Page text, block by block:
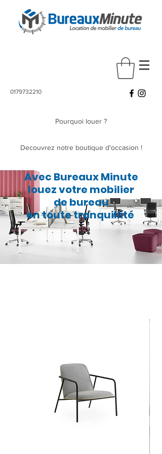
0179732210
Pourquoi louer ?
Decouvrez notre boutique d'occasion !
Avec Bureaux Minute
louez votre mobilier
de bureau
en toute tranquillité